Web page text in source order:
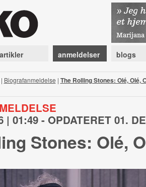
artikler anmeldelser blogs
Biografanmeldelse | The Rolling Stones: Olé, Olé,
| 01:49 - OPDATERET 01.
Stones: Olé,